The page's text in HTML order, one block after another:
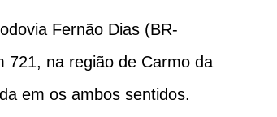
Fernão Dias (BR-
721, na região de Carmo da
em os ambos sentidos.